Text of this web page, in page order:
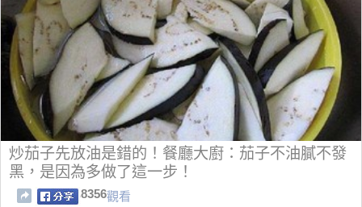
炒茄子先放油是錯的！餐廳大廚：茄子不油膩不發
黑，是因為多做了這一步！
8356觀看